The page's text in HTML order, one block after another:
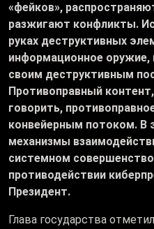
«фейков»,
разжигают конфликты.
руках деструктивных
информационное
своим деструктивным
Противоправный
говорить,
конвейерным потоком. В
механизмы
системном
противодействии
Президент.
Глава государства